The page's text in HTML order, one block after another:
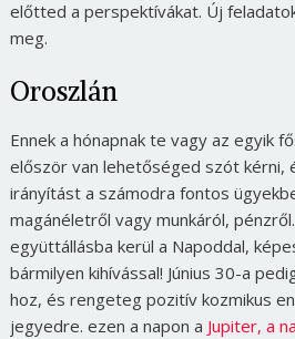
előtted a perspektívákat. Új
meg.
Oroszlán
Ennek a hónapnak te vagy az egyik
először van lehetőséged szót kérni,
irányítást a számodra fontos
magánéletről vagy munkáról,
együttállásba kerül a Napoddal,
bármilyen kihívással! Június 30-a
hoz, és rengeteg pozitív kozmikus
jegyedre. ezen a napon a Jupiter, a